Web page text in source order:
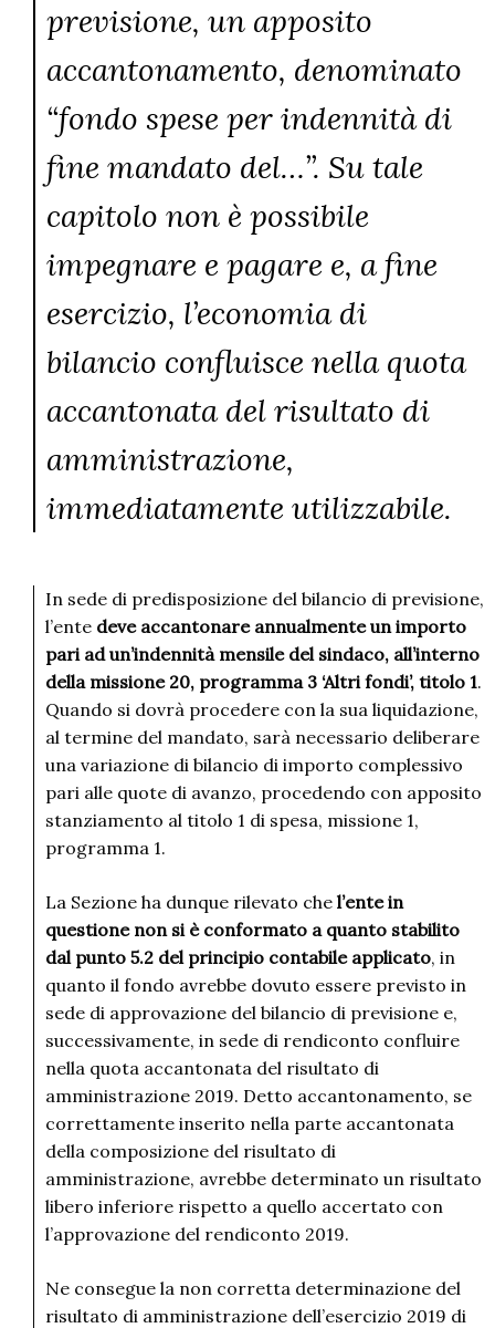
previsione, un apposito
accantonamento, denominato
“fondo spese per indennità di
fine mandato del…”. Su tale
capitolo non è possibile
impegnare e pagare e, a fine
esercizio, l’economia di
bilancio confluisce nella quota
accantonata del risultato di
amministrazione,
immediatamente utilizzabile.
In sede di predisposizione del bilancio di previsione,
l’ente deve accantonare annualmente un importo
pari ad un’indennità mensile del sindaco, all’interno
della missione 20, programma 3 ‘Altri fondi’, titolo 1.
Quando si dovrà procedere con la sua liquidazione,
al termine del mandato, sarà necessario deliberare
una variazione di bilancio di importo complessivo
pari alle quote di avanzo, procedendo con apposito
stanziamento al titolo 1 di spesa, missione 1,
programma 1.
La Sezione ha dunque rilevato che l’ente in
questione non si è conformato a quanto stabilito
dal punto 5.2 del principio contabile applicato, in
quanto il fondo avrebbe dovuto essere previsto in
sede di approvazione del bilancio di previsione e,
successivamente, in sede di rendiconto confluire
nella quota accantonata del risultato di
amministrazione 2019. Detto accantonamento, se
correttamente inserito nella parte accantonata
della composizione del risultato di
amministrazione, avrebbe determinato un risultato
libero inferiore rispetto a quello accertato con
l’approvazione del rendiconto 2019.
Ne consegue la non corretta determinazione del
risultato di amministrazione dell’esercizio 2019 di